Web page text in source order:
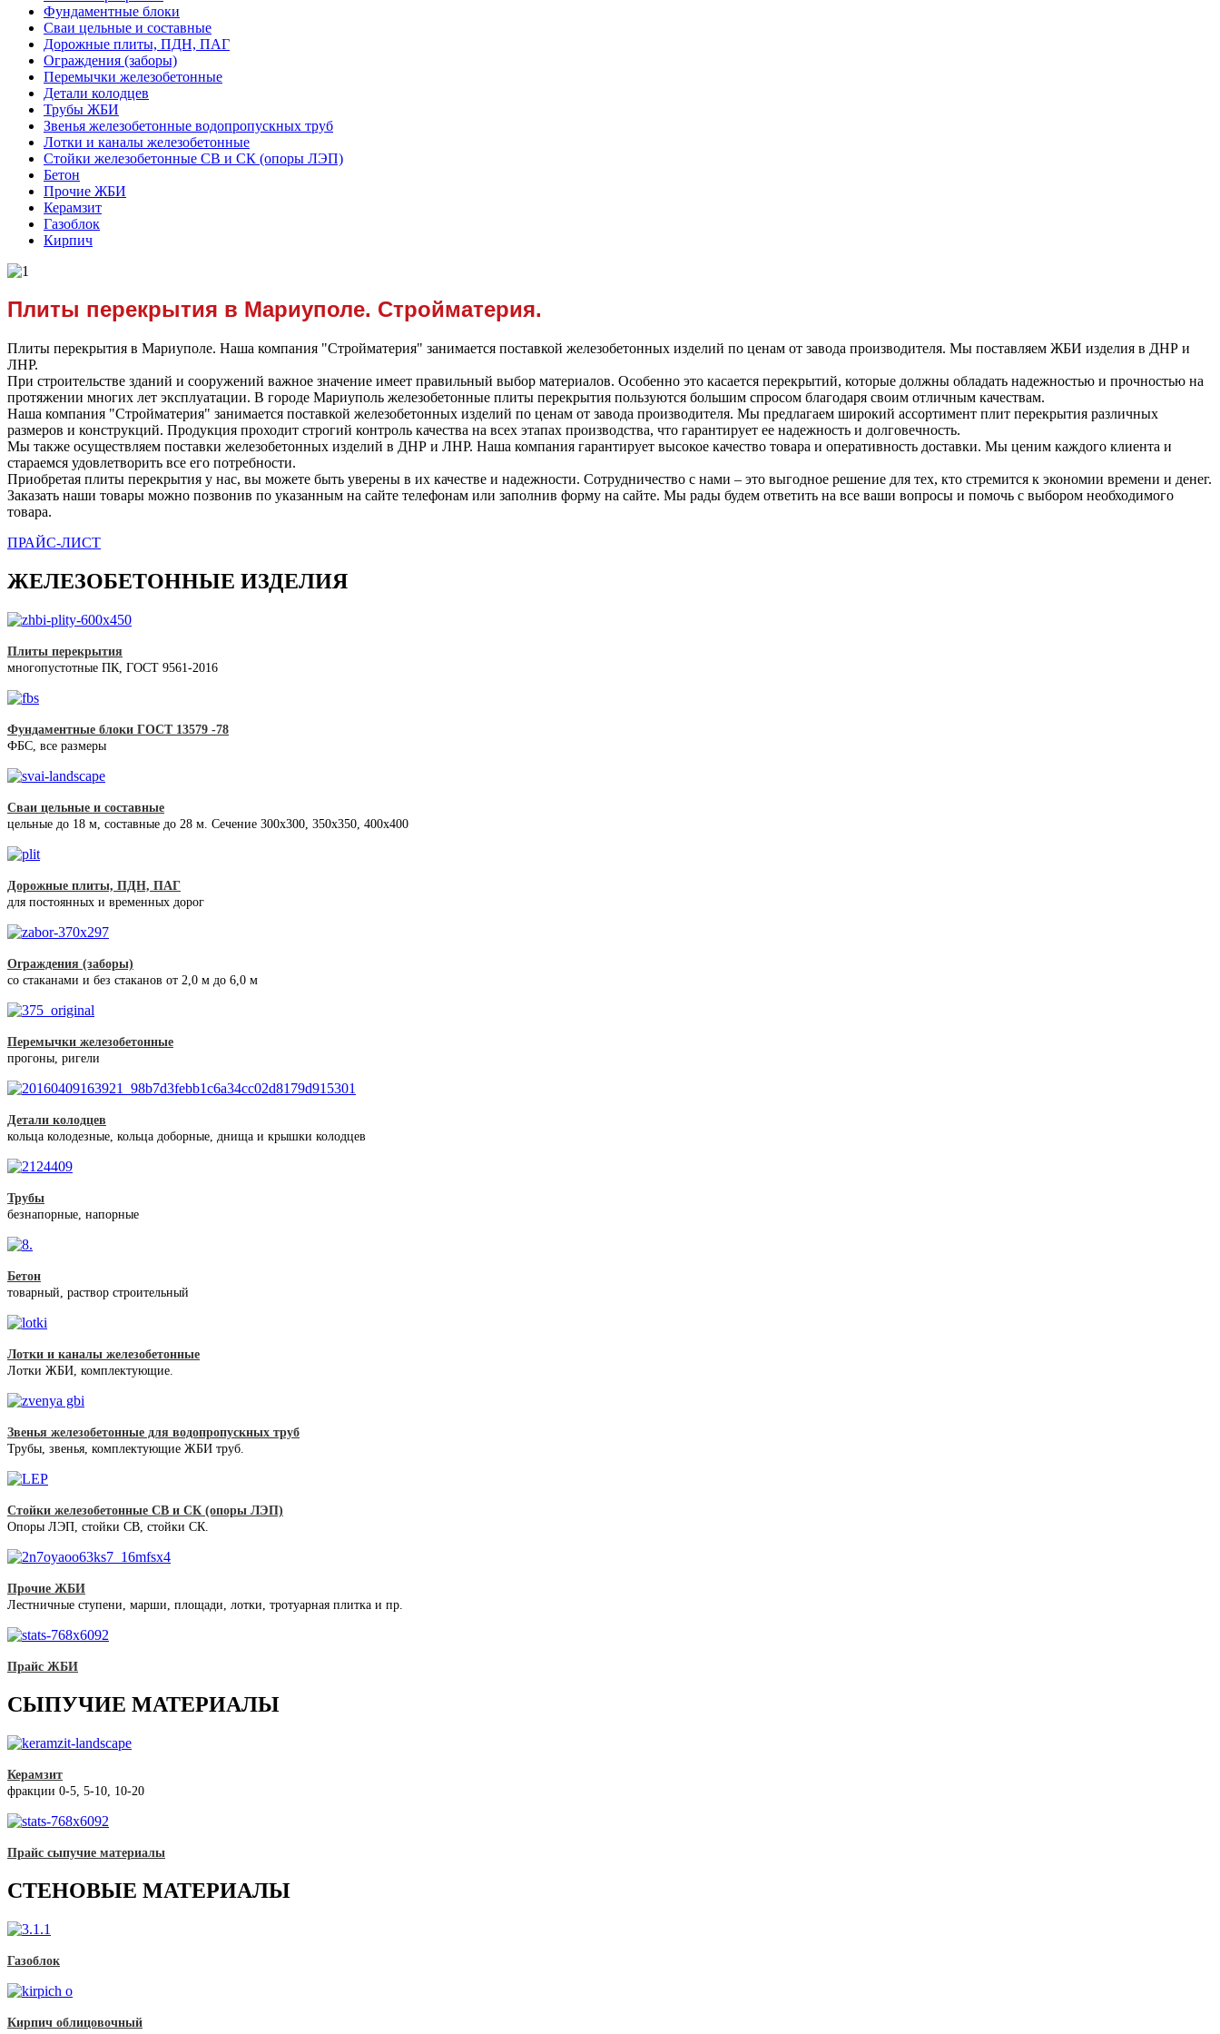
Фундаментные блоки
Сваи цельные и составные
Дорожные плиты, ПДН, ПАГ
Ограждения (заборы)
Перемычки железобетонные
Детали колодцев
Трубы ЖБИ
Звенья железобетонные водопропускных труб
Лотки и каналы железобетонные
Стойки железобетонные СВ и СК (опоры ЛЭП)
Бетон
Прочие ЖБИ
Керамзит
Газоблок
Кирпич
Плиты перекрытия в Мариуполе. Стройматерия.
Плиты перекрытия в Мариуполе. Наша компания "Стройматерия" занимается поставкой железобетонных изделий по ценам от завода производителя. Мы поставляем ЖБИ изделия в ДНР и
ЛНР.
При строительстве зданий и сооружений важное значение имеет правильный выбор материалов. Особенно это касается перекрытий, которые должны обладать надежностью и прочностью на
протяжении многих лет эксплуатации. В городе Мариуполь железобетонные плиты перекрытия пользуются большим спросом благодаря своим отличным качествам.
Наша компания "Стройматерия" занимается поставкой железобетонных изделий по ценам от завода производителя. Мы предлагаем широкий ассортимент плит перекрытия различных
размеров и конструкций. Продукция проходит строгий контроль качества на всех этапах производства, что гарантирует ее надежность и долговечность.
Мы также осуществляем поставки железобетонных изделий в ДНР и ЛНР. Наша компания гарантирует высокое качество товара и оперативность доставки. Мы ценим каждого клиента и
стараемся удовлетворить все его потребности.
Приобретая плиты перекрытия у нас, вы можете быть уверены в их качестве и надежности. Сотрудничество с нами – это выгодное решение для тех, кто стремится к экономии времени и денег.
Заказать наши товары можно позвонив по указанным на сайте телефонам или заполнив форму на сайте. Мы рады будем ответить на все ваши вопросы и помочь с выбором необходимого
товара.
ПРАЙС-ЛИСТ
ЖЕЛЕЗОБЕТОННЫЕ ИЗДЕЛИЯ
Плиты перекрытия
многопустотные ПК, ГОСТ 9561-2016
Фундаментные блоки ГОСТ 13579 -78
ФБС, все размеры
Сваи цельные и составные
цельные до 18 м, составные до 28 м. Сечение 300x300, 350x350, 400х400
Дорожные плиты, ПДН, ПАГ
для постоянных и временных дорог
Ограждения (заборы)
со стаканами и без стаканов от 2,0 м до 6,0 м
Перемычки железобетонные
прогоны, ригели
Детали колодцев
кольца колодезные, кольца доборные, днища и крышки колодцев
Трубы
безнапорные, напорные
Бетон
товарный, раствор строительный
Лотки и каналы железобетонные
Лотки ЖБИ, комплектующие.
Звенья железобетонные для водопропускных труб
Трубы, звенья, комплектующие ЖБИ труб.
Стойки железобетонные СВ и СК (опоры ЛЭП)
Опоры ЛЭП, стойки СВ, стойки СК.
Прочие ЖБИ
Лестничные ступени, марши, площади, лотки, тротуарная плитка и пр.
Прайс ЖБИ
СЫПУЧИЕ МАТЕРИАЛЫ
Керамзит
фракции 0-5, 5-10, 10-20
Прайс сыпучие материалы
СТЕНОВЫЕ МАТЕРИАЛЫ
Газоблок
Кирпич облицовочный